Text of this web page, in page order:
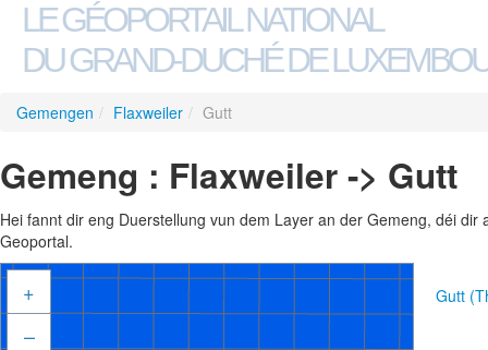
LE GÉOPORTAIL NATIONAL
DU GRAND-DUCHÉ DE
Gemengen / Flaxweiler / Gutt
Gemeng : Flaxweiler -> Gutt
Hei fannt dir eng Duerstellung vun dem Layer an der Gemeng, déi
Geoportal.
+
–
Gutt